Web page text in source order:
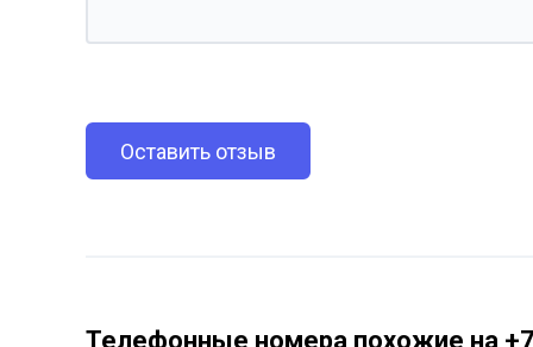
Оставить отзыв
Телефонные номера похожие на